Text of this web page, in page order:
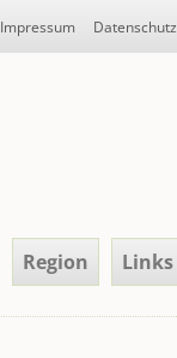
Impressum Datenschutz
Region Links